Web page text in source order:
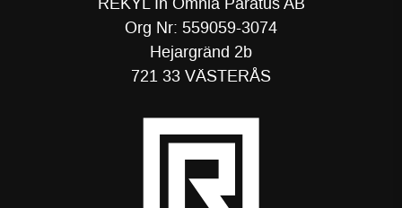
Org Nr: 559059-3074
Hejargränd 2b
721 33 VÄSTERÅS